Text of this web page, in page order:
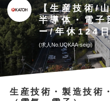
【生産技術/
半導体・電子
ー/年休124
求人No.UQKAA-seigi
生産技術・製造技術